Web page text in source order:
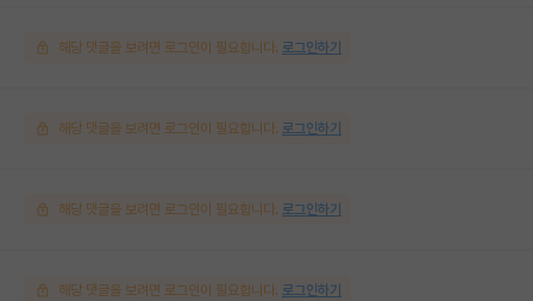
해당 댓글을 보려면 로그인이 필요합니다. 로그인하기
해당 댓글을 보려면 로그인이 필요합니다. 로그인하기
해당 댓글을 보려면 로그인이 필요합니다. 로그인하기
해당 댓글을 보려면 로그인이 필요합니다. 로그인하기